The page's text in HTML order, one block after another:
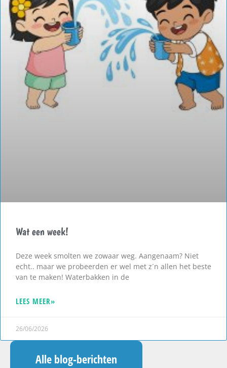
Wat een week!
Deze week smolten we zowaar weg. Aangenaam? Niet
echt.. maar we probeerden er wel met z´n allen het beste
van te maken! Waterbakken in de
LEES MEER»
26/06/2026
Alle blog-berichten